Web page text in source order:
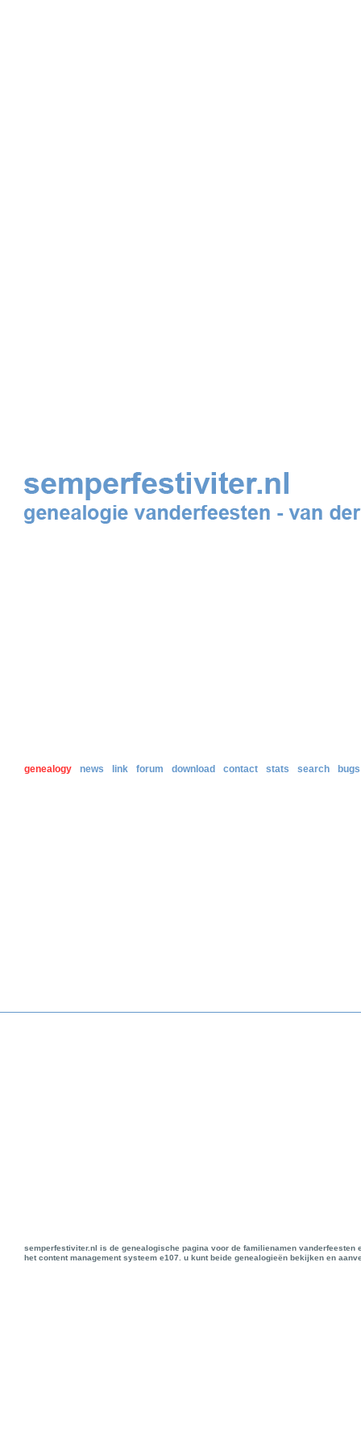
genealogy news link forum download contact stats search bugs
semperfestiviter.nl is de genealogische pagina voor de familienamen
het content management systeem e107. u kunt beide genealogieën bekijken en